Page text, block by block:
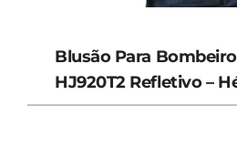
Blusão Para
HJ920T2 Refletivo –